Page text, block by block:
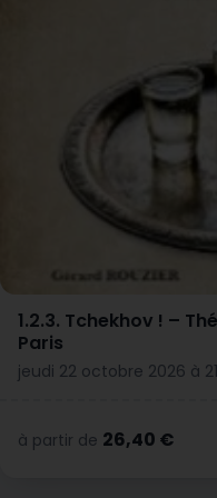
1.2.3. Tchekhov ! –
Paris
jeudi 22 octobre 2026 à
à partir de 26,40 €